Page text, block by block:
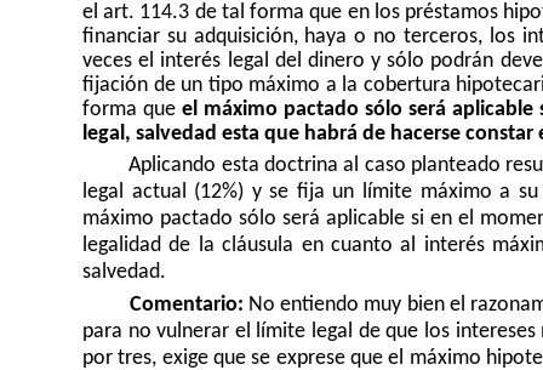
el art. 114.3 de tal forma que en los préstamos
financiar su adquisición, haya o no terceros, los
veces el interés legal del dinero y sólo podrán
fijación de un tipo máximo a la cobertura
forma queel máximo pactado sólo será
legal, salvedad esta que habrá de hacerse
Aplicando esta doctrina al caso planteado
legal actual (12%) y se fija un límite máximo a
máximo pactado sólo será aplicable si en el
legalidad de la cláusula en cuanto al interés
salvedad.
Comentario: No entiendo muy bien el
para no vulnerar el límite legal de que los
por tres, exige que se exprese que el máximo